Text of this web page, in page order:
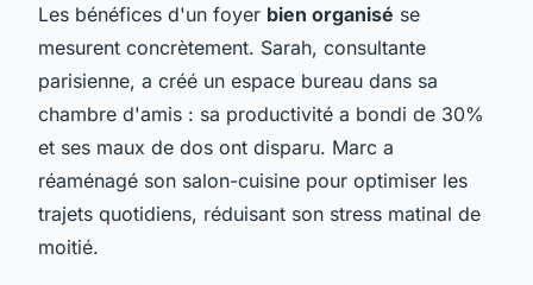
Les bénéfices d'un foyer bien organisé se
mesurent concrètement. Sarah, consultante
parisienne, a créé un espace bureau dans sa
chambre d'amis : sa productivité a bondi de 30%
et ses maux de dos ont disparu. Marc a
réaménagé son salon-cuisine pour optimiser les
trajets quotidiens, réduisant son stress matinal de
moitié.